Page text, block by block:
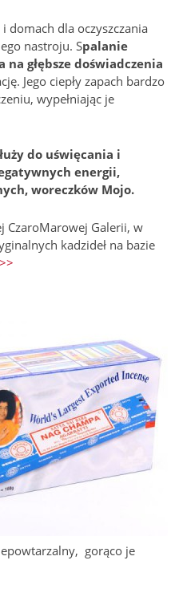
domach dla oczyszczania
nastroju. Spalanie
głębsze doświadczenia
Jego ciepły zapach bardzo
wypełniając je
do uświęcania i
energii,
woreczków Mojo.
CzaroMarowej Galerii, w
kadzideł na bazie
gorąco je